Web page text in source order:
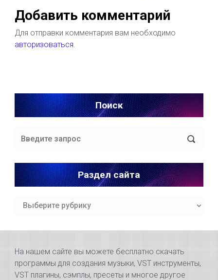
Добавить комментарий
Для отправки комментария вам необходимо
авторизоваться.
Поиск
Раздел сайта
Раздел
На нашем сайте вы можете бесплатно скачать
программы для создания музыки, VST инструменты,
VST плагины, сэмплы, пресеты и многое другое